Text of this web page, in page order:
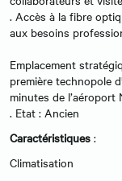
. Accès à la fibre
aux besoins
Emplacement
première technopole
minutes de l’aéroport
. Etat : Ancien
Caractéristiques :
Climatisation